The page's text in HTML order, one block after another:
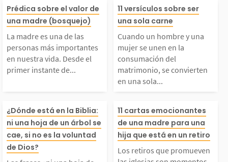
de quien la recibe, t
amor y c
Aquí encontrar
ncia. Amemos
o cónyuge tal
os nos llama a
o. 1....
madre es una de la
personas más import
en nuestra vida.
el primer insta
de nuestra existen
Dios usa a la mad
Prédica sobre el valor de
una madre (bosquejo)
La madre es una de las
personas más importantes
en nuestra vida. Desde el
primer instante de...
Cuando un
una mujer se
la
atrimonio, se
en en una sola
Están unidos
11 versículos sobre ser
una sola carne
Cuando un hombre y una
mujer se unen en la
consumación del
matrimonio, se convierten
en una sola...
frases «ni una hoj
de un árbol se cae, s
¿Dónde está en la Biblia:
ni una hoja de un árbol se
cae, si no es la voluntad
de Dios?
Los retiros
even las
11 cartas emocionantes
de una madre para una
hija que está en un retiro
Los retiros que promueven